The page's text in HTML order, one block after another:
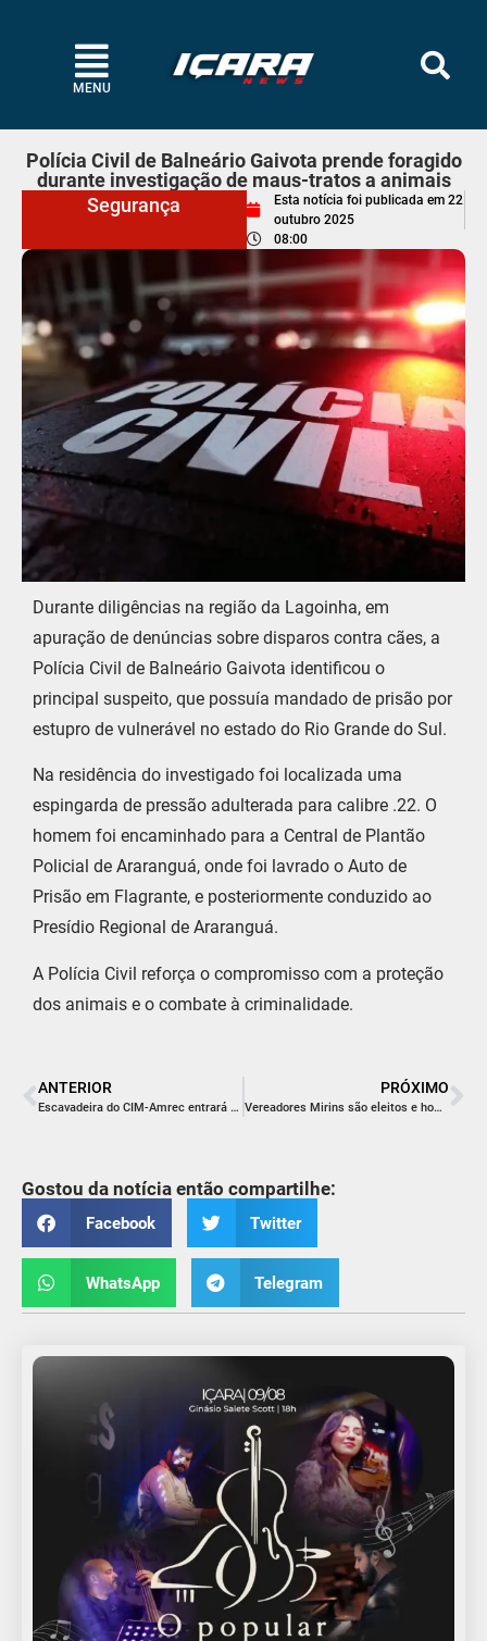
MENU
Polícia Civil de Balneário Gaivota prende foragido
durante investigação de maus-tratos a animais
Segurança
Esta notícia foi publicada em 22
outubro 2025
08:00
Durante diligências na região da Lagoinha, em
apuração de denúncias sobre disparos contra cães, a
Polícia Civil de Balneário Gaivota identificou o
principal suspeito, que possuía mandado de prisão por
estupro de vulnerável no estado do Rio Grande do Sul.
Na residência do investigado foi localizada uma
espingarda de pressão adulterada para calibre .22. O
homem foi encaminhado para a Central de Plantão
Policial de Araranguá, onde foi lavrado o Auto de
Prisão em Flagrante, e posteriormente conduzido ao
Presídio Regional de Araranguá.
A Polícia Civil reforça o compromisso com a proteção
dos animais e o combate à criminalidade.
ANTERIOR
Escavadeira do CIM-Amrec entrará em operação em Siderópolis
PRÓXIMO
Vereadores Mirins são eleitos e homenageados em Balneário Rincão
Gostou da notícia então compartilhe:
Facebook Twitter
WhatsApp Telegram